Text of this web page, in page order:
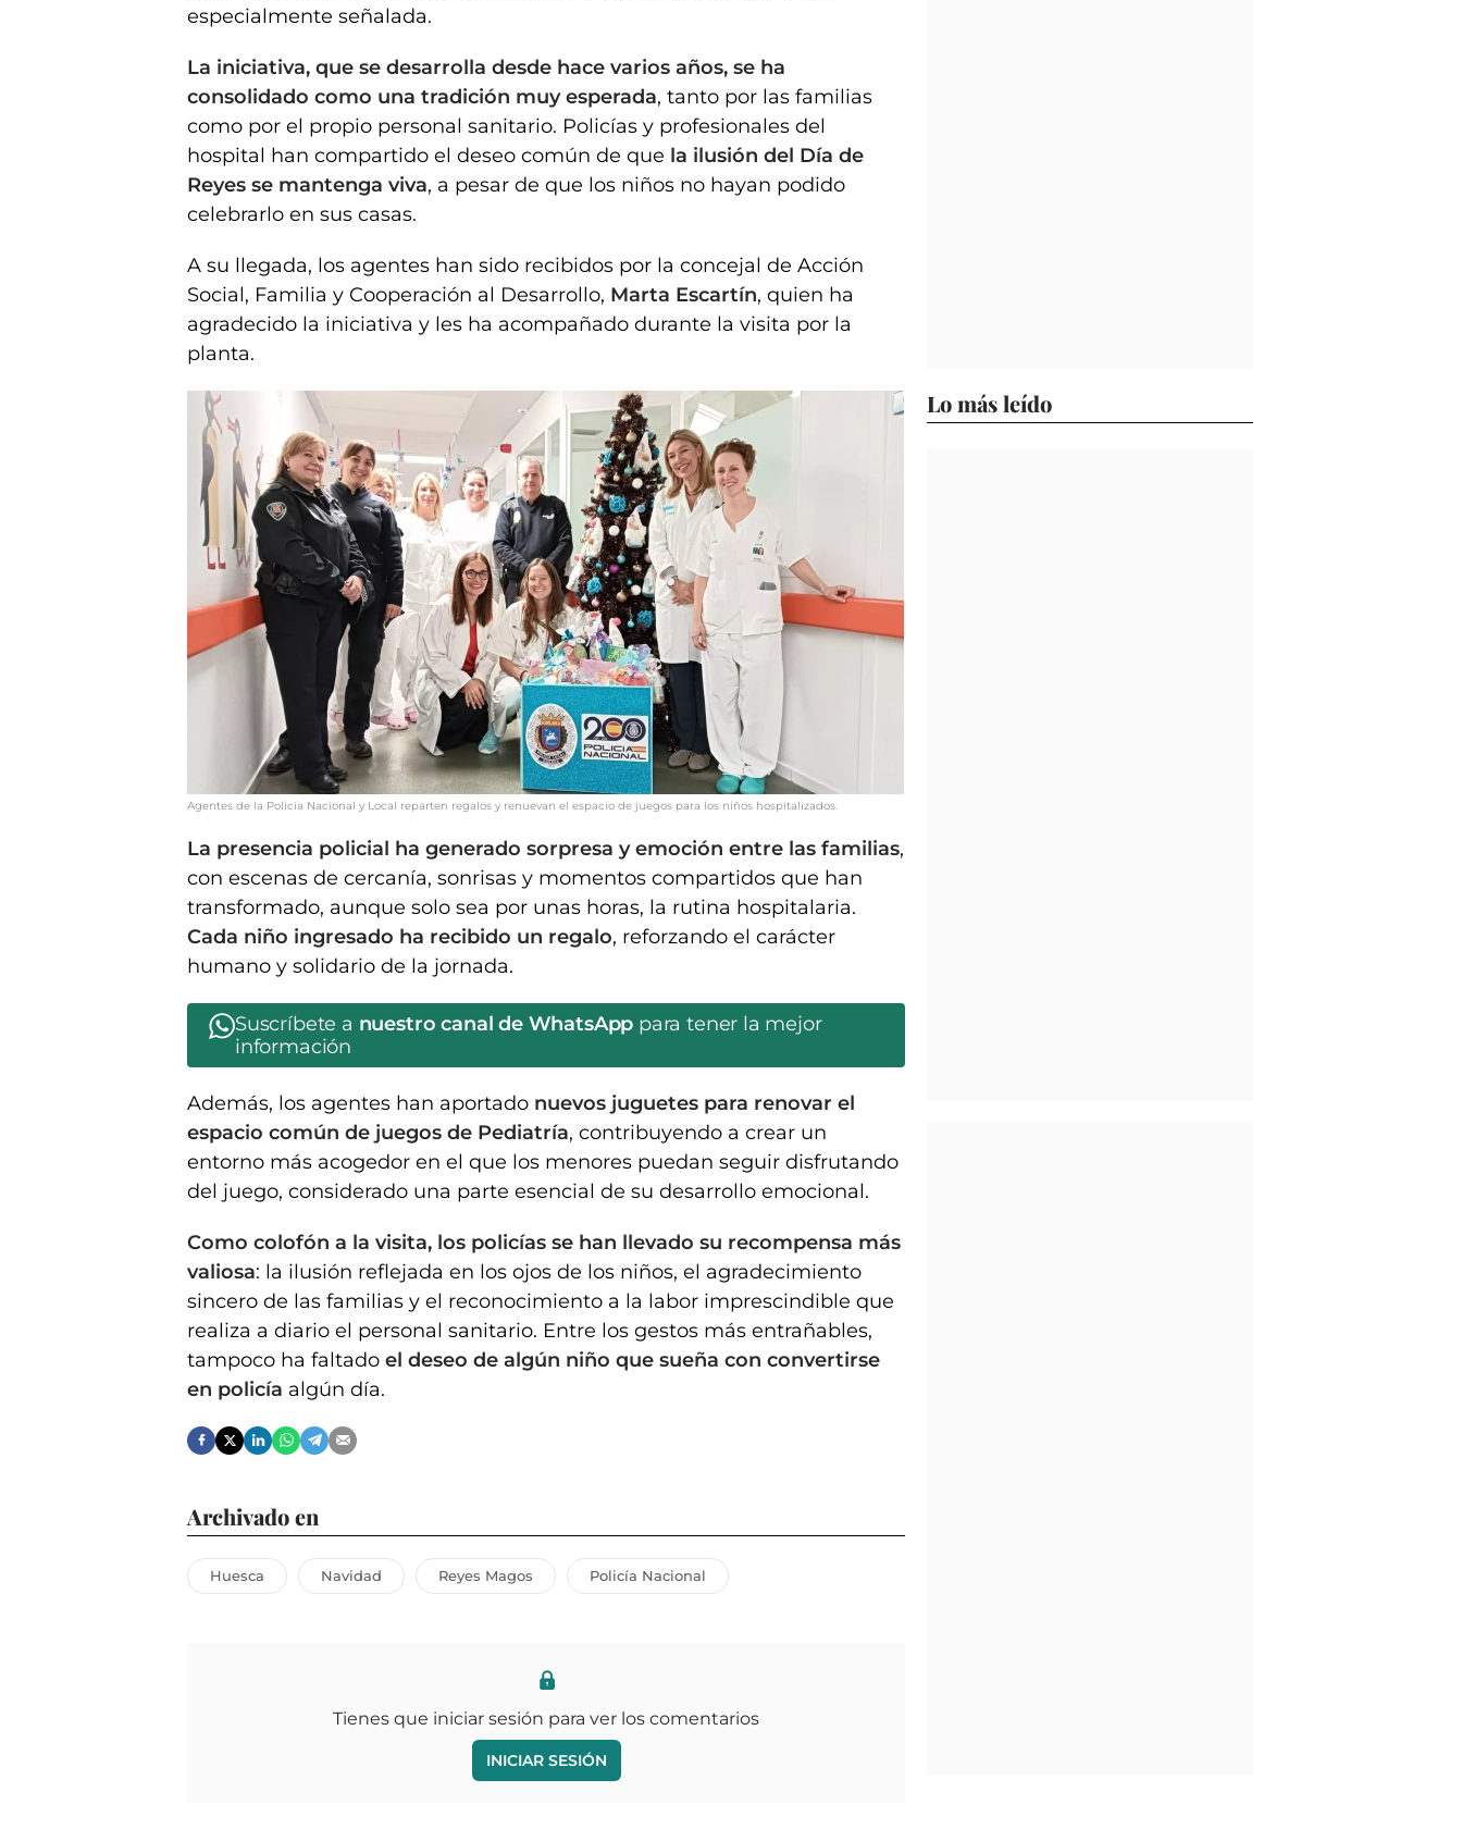
especialmente señalada.
La iniciativa, que se desarrolla desde hace varios años, se ha
consolidado como una tradición muy esperada, tanto por las familias
como por el propio personal sanitario. Policías y profesionales del
hospital han compartido el deseo común de que la ilusión del Día de
Reyes se mantenga viva, a pesar de que los niños no hayan podido
celebrarlo en sus casas.
A su llegada, los agentes han sido recibidos por la concejal de Acción
Social, Familia y Cooperación al Desarrollo, Marta Escartín, quien ha
agradecido la iniciativa y les ha acompañado durante la visita por la
planta.
Agentes de la Policía Nacional y Local reparten regalos y renuevan el espacio de juegos para los niños hospitalizados.
La presencia policial ha generado sorpresa y emoción entre las familias,
con escenas de cercanía, sonrisas y momentos compartidos que han
transformado, aunque solo sea por unas horas, la rutina hospitalaria.
Cada niño ingresado ha recibido un regalo, reforzando el carácter
humano y solidario de la jornada.
Suscríbete a nuestro canal de WhatsApp para tener la mejor
información
Además, los agentes han aportado nuevos juguetes para renovar el
espacio común de juegos de Pediatría, contribuyendo a crear un
entorno más acogedor en el que los menores puedan seguir disfrutando
del juego, considerado una parte esencial de su desarrollo emocional.
Como colofón a la visita, los policías se han llevado su recompensa más
valiosa: la ilusión reflejada en los ojos de los niños, el agradecimiento
sincero de las familias y el reconocimiento a la labor imprescindible que
realiza a diario el personal sanitario. Entre los gestos más entrañables,
tampoco ha faltado el deseo de algún niño que sueña con convertirse
en policía algún día.
Archivado en
Huesca Navidad Reyes Magos Policía Nacional
Tienes que iniciar sesión para ver los comentarios
INICIAR SESIÓN
Lo más leído